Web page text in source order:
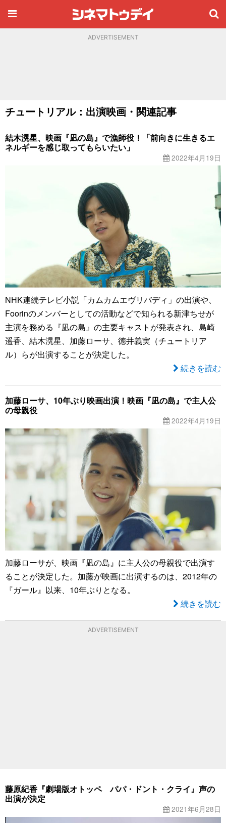
ADVERTISEMENT
チュートリアル：出演映画・関連記事
結木滉星、映画『凪の島』で漁師役！「前向きに生きるエ
ネルギーを感じ取ってもらいたい」
2022年4月19日
NHK連続テレビ小説「カムカムエヴリバディ」の出演や、
Foorinのメンバーとしての活動などで知られる新津ちせが
主演を務める『凪の島』の主要キャストが発表され、島崎
遥香、結木滉星、加藤ローサ、徳井義実（チュートリア
ル）らが出演することが決定した。
続きを読む
加藤ローサ、10年ぶり映画出演！映画『凪の島』で主人公
の母親役
2022年4月19日
加藤ローサが、映画『凪の島』に主人公の母親役で出演す
ることが決定した。加藤が映画に出演するのは、2012年の
『ガール』以来、10年ぶりとなる。
続きを読む
ADVERTISEMENT
藤原紀香『劇場版オトッペ パパ・ドント・クライ』声の
出演が決定
2021年6月28日